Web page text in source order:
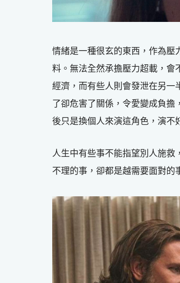
情緒是一種很玄的東西，作為壓
料。無法全然承擔壓力超載，會
經濟，而有些人則會發泄在另一
了卻危害了關係，令愛變成負擔
後只是換個人來演這角色，演不
人生中有些事不能指望別人施
不理的事，卻都是越需要面對的